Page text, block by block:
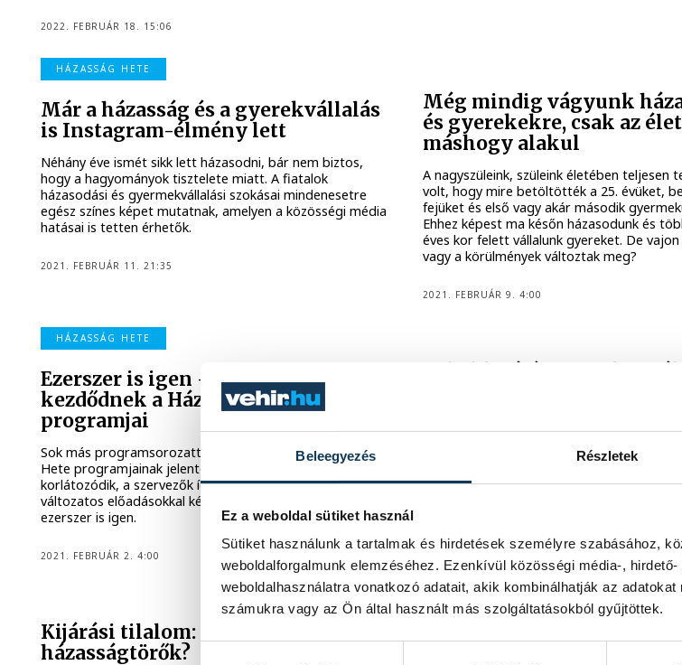
Beleegyezés Részletek
Ez a weboldal sütiket használ
Sütiket használunk a tartalmak és hirdetések személyre szabásához,
weboldalforgalmunk elemzéséhez. Ezenkívül közösségi média-,
weboldalhasználatra vonatkozó adatait, akik kombinálhatják az
számukra vagy az Ön által használt más szolgáltatásokból gyűjtöttek.
2022. FEBRUÁR 18. 15:06
HÁZASSÁG HETE
Már a házasság és a gyerekvállalás
is Instagram-élmény lett
Néhány éve ismét sikk lett házasodni, bár nem biztos,
hogy a hagyományok tisztelete miatt. A fiatalok
házasodási és gyermekvállalási szokásai mindenesetre
egész színes képet mutatnak, amelyen a közösségi média
hatásai is tetten érhetők.
2021. FEBRUÁR 11. 21:35
Még mindig vágyunk
és gyerekekre, csak az élet
máshogy alakul
A nagyszüleink, szüleink életében teljesen
volt, hogy mire betöltötték a 25. évüket,
fejüket és első vagy akár második
Ehhez képest ma későn házasodunk és
éves kor felett vállalunk gyereket. De
vagy a körülmények változtak meg?
2021. FEBRUÁR 9. 4:00
HÁZASSÁG HETE
Ezerszer is igen – jövő héten
kezdődnek a Házasság Hete
programjai
Sok más programsorozattal egyetemeben a Házasság
Hete programjainak jelentős része is az online térbe
korlátozódik, a szervezők így is mély tartalmú és
változatos előadásokkal készülnek. Az idei kulcsmondat:
ezerszer is igen.
2021. FEBRUÁR 2. 4:00
kétségbe, olyan magánszemélyek
hallhatóvá vált, mint a vőlegények és
Kijárási tilalom: mi lesz veletek,
házasságtörők?